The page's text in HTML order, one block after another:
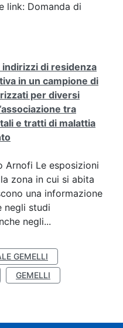
link: Domanda di
di residenza
in un campione di
per diversi
tra
e tratti di malattia
Arnofi Le esposizioni
zona in cui si abita
una informazione
negli studi
negli...
GEMELLI
GEMELLI